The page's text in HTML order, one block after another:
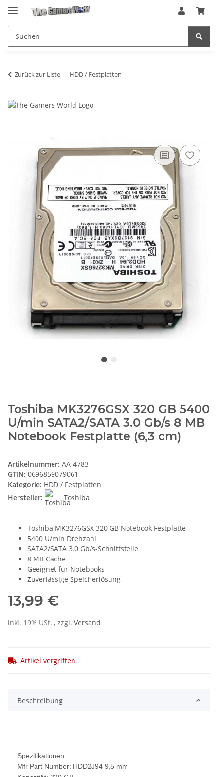
Zurück zur Liste HDD / Festplatten
Toshiba MK3276GSX 320 GB 5400
U/min SATA2/SATA 3.0 Gb/s 8 MB
Notebook Festplatte (6,3 cm)
Artikelnummer: AA-4783
GTIN: 0696859079061
Kategorie: HDD / Festplatten
Hersteller:
Toshiba
Toshiba MK3276GSX 320 GB Notebook Festplatte
5400 U/min Drehzahl
SATA2/SATA 3.0 Gb/s-Schnittstelle
8 MB Cache
Geeignet für Notebooks
Zuverlässige Speicherlösung
13,99 €
inkl. 19% USt. , zzgl. Versand
Artikel vergriffen
Beschreibung
Spezifikationen
Mfr Part Number: HDD2J94 9,5 mm